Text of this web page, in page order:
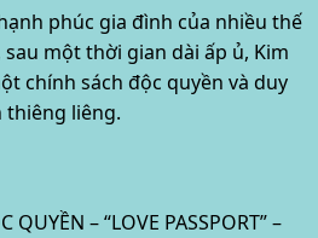
phúc gia đình của nhiều thế
một thời gian dài ấp ủ, Kim
chính sách độc quyền và duy
liêng.
QUYỀN – “LOVE PASSPORT” –